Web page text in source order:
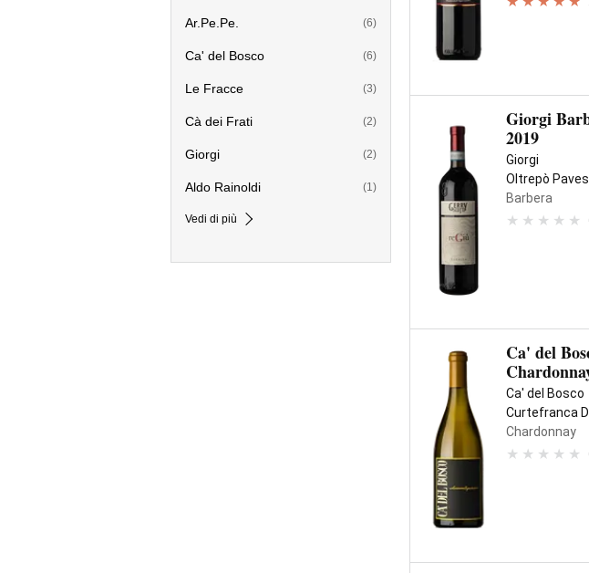
Ar.Pe.Pe. (6)
Ca' del Bosco (6)
Le Fracce (3)
Cà dei Frati (2)
Giorgi (2)
Aldo Rainoldi (1)
Vedi di più
Giorgi
2019
Giorgi
Oltrepò
Barbera
Ca' del
Ca' del Bosco
Curtefranca
Chardonnay